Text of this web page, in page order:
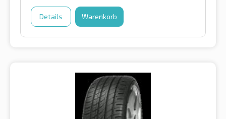
Details Warenkorb